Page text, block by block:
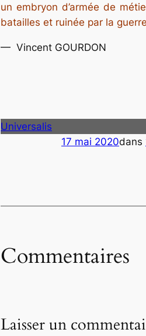
un embryon d’armée de
batailles et ruinée par la
— Vincent GOURDON
Universalis
17 mai 2020dans
Commentaires
Laisser un